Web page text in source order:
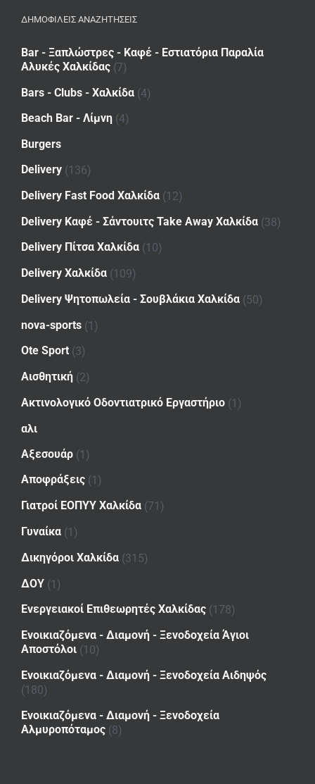
ΔΗΜΟΦΙΛΕΙΣ ΑΝΑΖΗΤΗΣΕΙΣ
Bar - Ξαπλώστρες - Καφέ - Εστιατόρια Παραλία
Αλυκές Χαλκίδας (7)
Bars - Clubs - Χαλκίδα (4)
Beach Bar - Λίμνη (4)
Burgers
Delivery (136)
Delivery Fast Food Χαλκίδα (12)
Delivery Καφέ - Σάντουιτς Take Away Χαλκίδα (38)
Delivery Πίτσα Χαλκίδα (10)
Delivery Χαλκίδα (109)
Delivery Ψητοπωλεία - Σουβλάκια Χαλκίδα (50)
nova-sports (1)
Ote Sport (3)
Αισθητική (2)
Ακτινολογικό Οδοντιατρικό Εργαστήριο (1)
αλι
Αξεσουάρ (1)
Αποφράξεις (1)
Γιατροί ΕΟΠΥΥ Χαλκίδα (71)
Γυναίκα (1)
Δικηγόροι Χαλκίδα (315)
ΔΟΥ (1)
Ενεργειακοί Επιθεωρητές Χαλκίδας (178)
Ενοικιαζόμενα - Διαμονή - Ξενοδοχεία Άγιοι
Αποστόλοι (10)
Ενοικιαζόμενα - Διαμονή - Ξενοδοχεία Αιδηψός
(180)
Ενοικιαζόμενα - Διαμονή - Ξενοδοχεία
Αλμυροπόταμος (8)